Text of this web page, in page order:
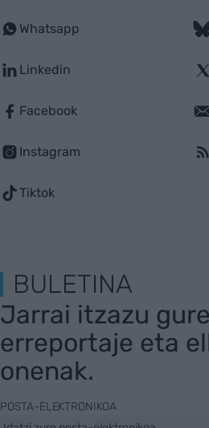
Whatsapp
Linkedin
Facebook
Instagram
Tiktok
BULETINA
Jarrai itzazu
erreportaje eta
onenak.
POSTA-ELEKTRONIKOA